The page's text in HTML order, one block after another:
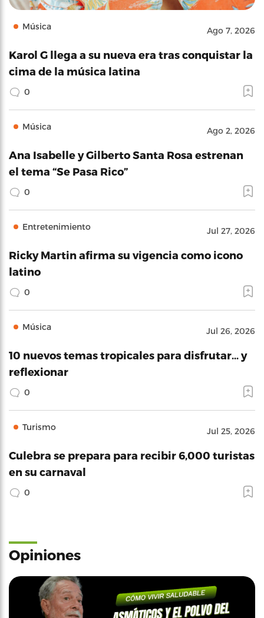
Música Ago 7, 2026
Karol G llega a su nueva era tras conquistar la
cima de la música latina
0
Música Ago 2, 2026
Ana Isabelle y Gilberto Santa Rosa estrenan
el tema “Se Pasa Rico”
0
Entretenimiento Jul 27, 2026
Ricky Martin afirma su vigencia como icono
latino
0
Música Jul 26, 2026
10 nuevos temas tropicales para disfrutar… y
reflexionar
0
Turismo Jul 25, 2026
Culebra se prepara para recibir 6,000 turistas
en su carnaval
0
Opiniones